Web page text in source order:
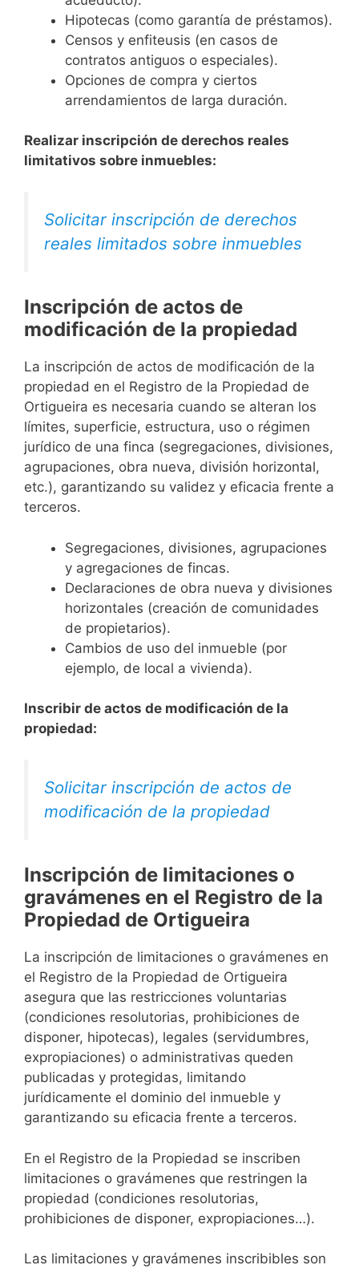
Hipotecas (como garantía de préstamos).
Censos y enfiteusis (en casos de
contratos antiguos o especiales).
Opciones de compra y ciertos
arrendamientos de larga duración.
Realizar inscripción de derechos reales
limitativos sobre inmuebles:
Solicitar inscripción de derechos
reales limitados sobre inmuebles
Inscripción de actos de
modificación de la propiedad
La inscripción de actos de modificación de la
propiedad en el Registro de la Propiedad de
Ortigueira es necesaria cuando se alteran los
límites, superficie, estructura, uso o régimen
jurídico de una finca (segregaciones, divisiones,
agrupaciones, obra nueva, división horizontal,
etc.), garantizando su validez y eficacia frente a
terceros.
Segregaciones, divisiones, agrupaciones
y agregaciones de fincas.
Declaraciones de obra nueva y divisiones
horizontales (creación de comunidades
de propietarios).
Cambios de uso del inmueble (por
ejemplo, de local a vivienda).
Inscribir de actos de modificación de la
propiedad:
Solicitar inscripción de actos de
modificación de la propiedad
Inscripción de limitaciones o
gravámenes en el Registro de la
Propiedad de Ortigueira
La inscripción de limitaciones o gravámenes en
el Registro de la Propiedad de Ortigueira
asegura que las restricciones voluntarias
(condiciones resolutorias, prohibiciones de
disponer, hipotecas), legales (servidumbres,
expropiaciones) o administrativas queden
publicadas y protegidas, limitando
jurídicamente el dominio del inmueble y
garantizando su eficacia frente a terceros.
En el Registro de la Propiedad se inscriben
limitaciones o gravámenes que restringen la
propiedad (condiciones resolutorias,
prohibiciones de disponer, expropiaciones…).
Las limitaciones y gravámenes inscribibles son